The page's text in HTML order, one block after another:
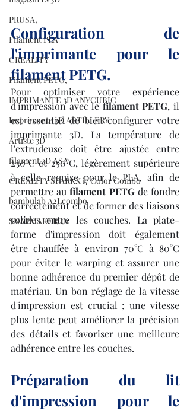
PRUSA,
Filament PLA
CREALITY
Filament PETG,
IMPRIMANTE 3D ANYCUBIC
Imprimante 3D ARTILLERY
Artiste 3D
filament 3D ASA
CREALITY SPARKX i7 Color Combo
bambulab A2Lcombo
SNAPMAKER U1
Configuration de
l'imprimante pour le
filament PETG.
Pour optimiser votre expérience
d'impression avec le filament PETG, il
est essentiel de bien configurer votre
imprimante 3D. La température de
l'extrudeuse doit être ajustée entre
230°C et 250°C, légèrement supérieure
à celle requise pour le PLA, afin de
permettre au filament PETG de fondre
correctement et de former des liaisons
solides entre les couches. La plate-
forme d'impression doit également
être chauffée à environ 70°C à 80°C
pour éviter le warping et assurer une
bonne adhérence du premier dépôt de
matériau. Un bon réglage de la vitesse
d'impression est crucial ; une vitesse
plus lente peut améliorer la précision
des détails et favoriser une meilleure
adhérence entre les couches.
Préparation du lit
d'impression pour le